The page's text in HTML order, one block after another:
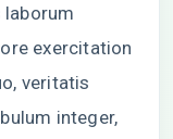
exercitation
veritatis
integer,